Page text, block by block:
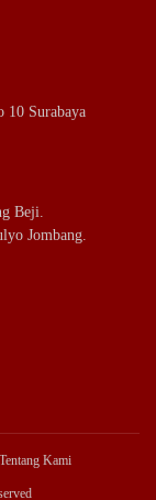
10 Surabaya
Beji.
Jombang.
Tentang Kami